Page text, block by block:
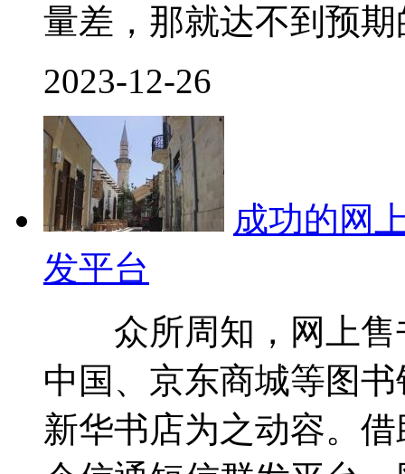
量差，那就达不到预
2023-12-26
成功的网
发平台
众所周知，网上售
中国、京东商城等图
新华书店为之动容。